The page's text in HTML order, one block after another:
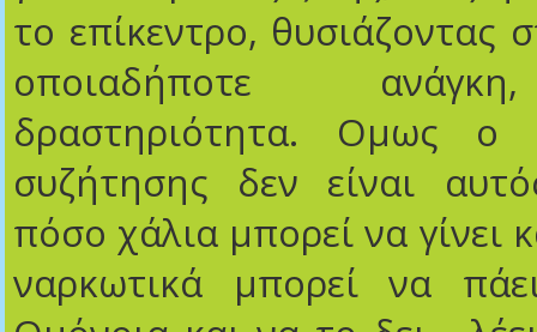
το επίκεντρο, θυσιάζοντας
οποιαδήποτε
δραστηριότητα. Ομως ο
συζήτησης δεν είναι
πόσο χάλια μπορεί να γίνει
ναρκωτικά μπορεί να